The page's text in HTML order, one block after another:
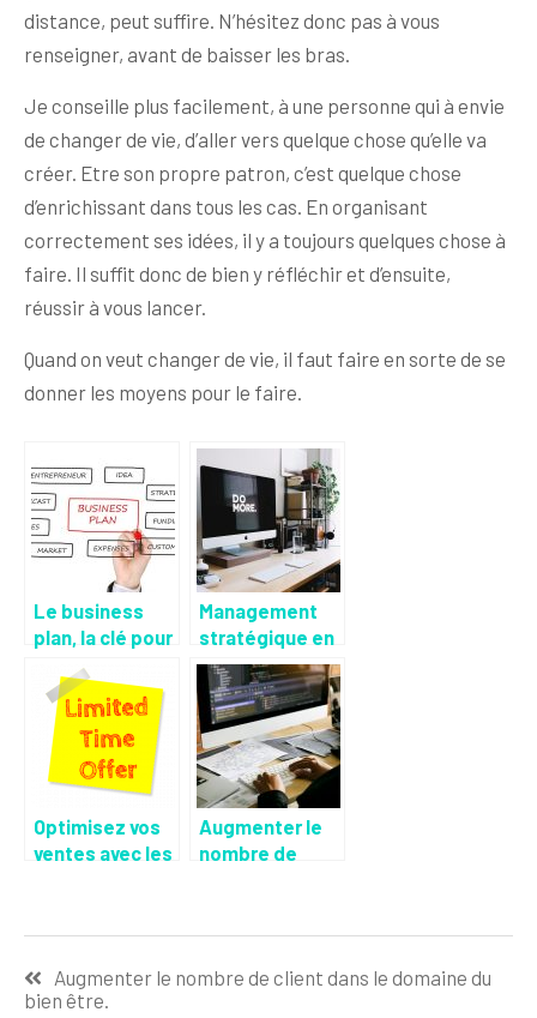
distance, peut suffire. N’hésitez donc pas à vous
renseigner, avant de baisser les bras.
Je conseille plus facilement, à une personne qui à envie
de changer de vie, d’aller vers quelque chose qu’elle va
créer. Etre son propre patron, c’est quelque chose
d’enrichissant dans tous les cas. En organisant
correctement ses idées, il y a toujours quelques chose à
faire. Il suffit donc de bien y réfléchir et d’ensuite,
réussir à vous lancer.
Quand on veut changer de vie, il faut faire en sorte de se
donner les moyens pour le faire.
Le business
plan, la clé pour
captiver les
investisseurs
Management
stratégique en
entreprise
Optimisez vos
ventes avec les
Augmenter le
nombre de
bien être.
de
Augmenter le nombre de client dans le domaine du
bien être.